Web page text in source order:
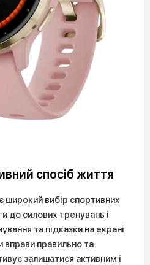
спосіб життя
широкий вибір спортивних
до силових тренувань і
та підказки на екрані
правильно та
залишатися активним і